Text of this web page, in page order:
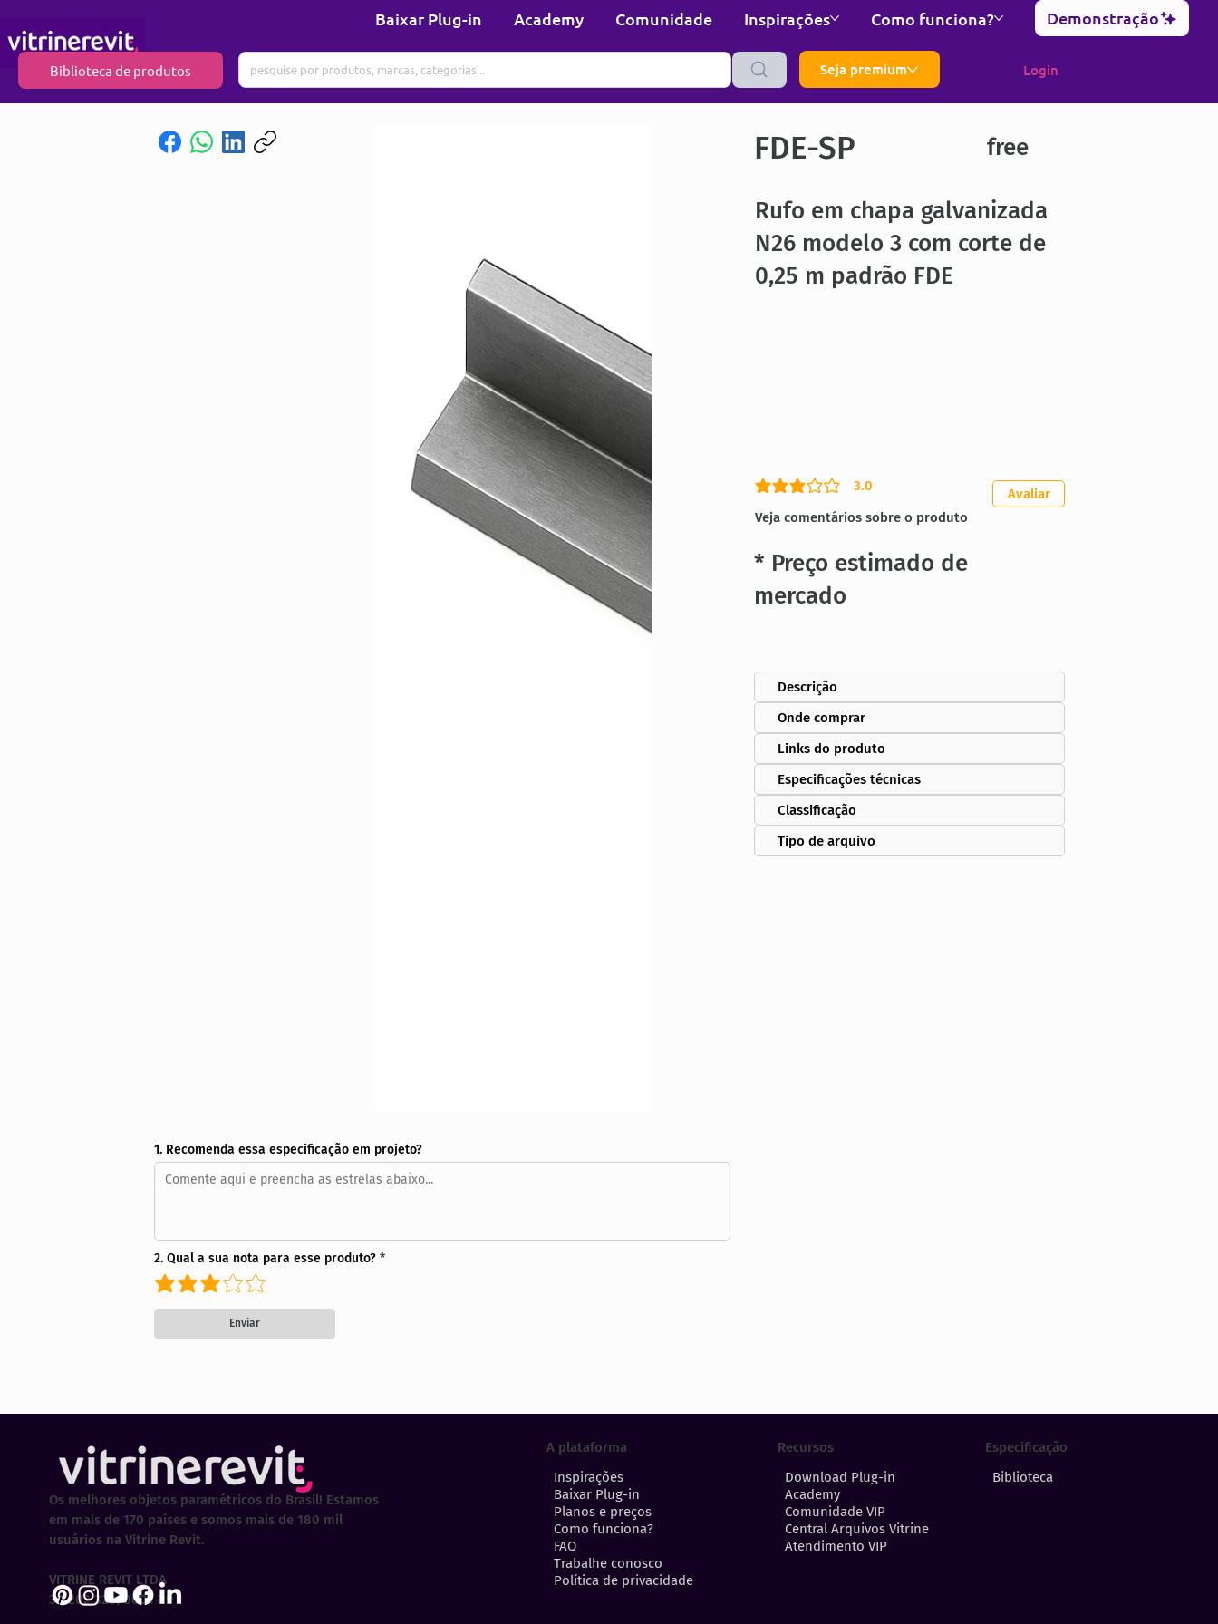
Baixar Plug-in Academy Comunidade Inspirações Como funciona? Demonstração
Biblioteca de produtos Seja premium Login
FDE-SP free
Rufo em chapa galvanizada
N26 modelo 3 com corte de
0,25 m padrão FDE
3.0
classificação média é 3 de 5
Veja comentários sobre o produto
Avaliar
* Preço estimado de
mercado
Descrição
Onde comprar
Links do produto
Especificações técnicas
Classificação
Tipo de arquivo
1. Recomenda essa especificação em projeto?
2. Qual a sua nota para esse produto?
Enviar
A plataforma
Inspirações
Baixar Plug-in
Planos e preços
Como funciona?
FAQ
Trabalhe conosco
Política de privacidade
Recursos
Download Plug-in
Academy
Comunidade VIP
Central Arquivos Vitrine
Atendimento VIP
Especificação
Biblioteca
Os melhores objetos paramétricos do Brasil! Estamos
em mais de 170 países e somos mais de 180 mil
usuários na Vitrine Revit.
VITRINE REVIT LTDA
30.202.323/0001-29